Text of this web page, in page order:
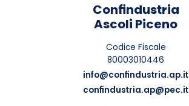
Confindustria
Ascoli Piceno
Codice Fiscale
80003010446
info@confindustria.ap.it
confindustria.ap@pec.it